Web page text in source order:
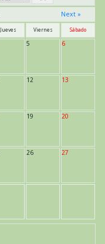
Next »
Jueves Viernes Sábado
5 6
12 13
19 20
26 27